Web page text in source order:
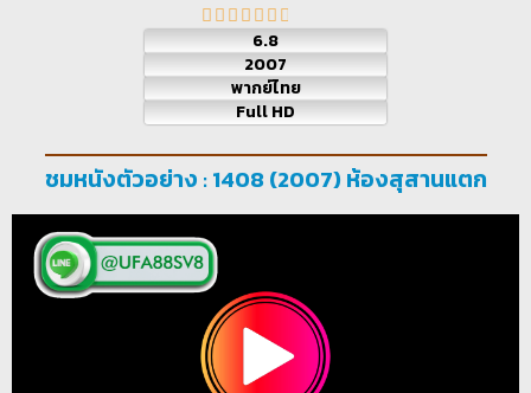
6.8
2007
พากย์ไทย
Full HD
ชมหนังตัวอย่าง : 1408 (2007) ห้องสุสานแตก